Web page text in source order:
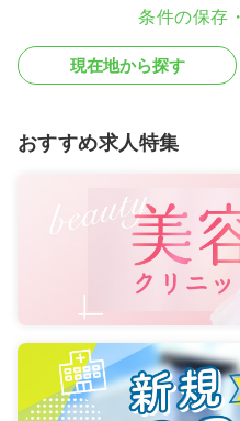
条件の保存
現在地から探す
おすすめ求人特集